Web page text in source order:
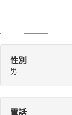
性別
男
電話